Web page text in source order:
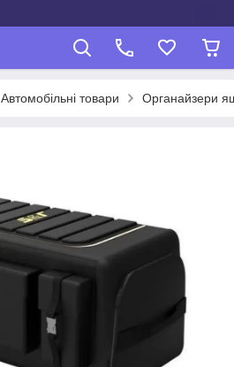
Автомобільні товари Органайзери